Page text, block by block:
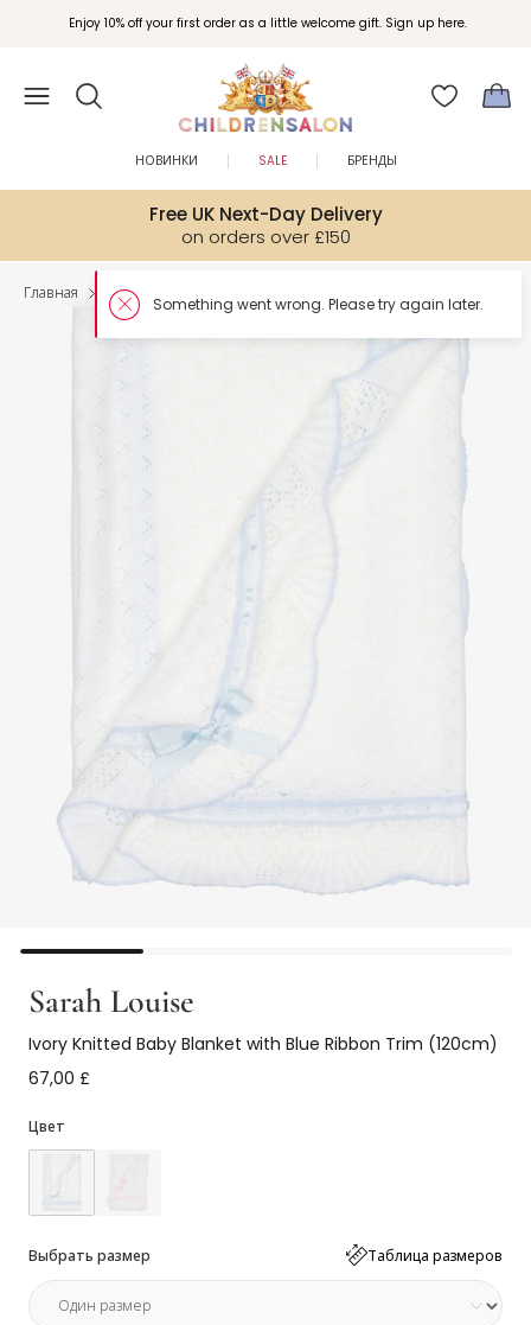
Enjoy 10% off your first order as a little welcome gift. Sign up here.
Free UK Next-Day Delivery
on orders over £150
НОВИНКИ SALE БРЕНДЫ
Главная Малыши
Sarah Louise
Ivory Knitted Baby Blanket with Blue Ribbon Trim (120cm)
67,00 £
Цвет
Выбрать размер Таблица размеров
Something went